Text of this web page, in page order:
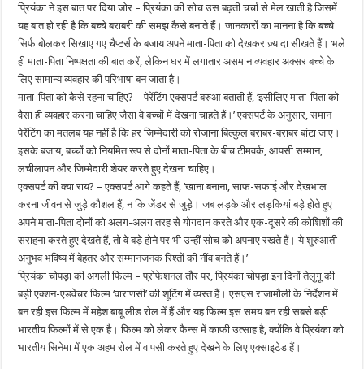
प्रियंका ने इस बात पर दिया जोर – प्रियंका की सोच उस बढ़ती चर्चा से मेल खाती है जिसमें
यह बात हो रही है कि बच्चे बराबरी की समझ कैसे बनाते हैं। जानकारों का मानना है कि बच्चे
सिर्फ बोलकर सिखाए गए चैप्टर्स के बजाय अपने माता-पिता को देखकर ज़्यादा सीखते हैं। भले
ही माता-पिता निष्पक्षता की बात करें, लेकिन घर में लगातार असमान व्यवहार अक्सर बच्चे के
लिए सामान्य व्यवहार की परिभाषा बन जाता है।
माता-पिता को कैसे रहना चाहिए? – पेरेंटिंग एक्सपर्ट बरुआ बताती हैं, ‘इसीलिए माता-पिता को
वैसा ही व्यवहार करना चाहिए जैसा वे बच्चों में देखना चाहते हैं।’ एक्सपर्ट के अनुसार, समान
पेरेंटिंग का मतलब यह नहीं है कि हर जिम्मेदारी को रोजाना बिल्कुल बराबर-बराबर बांटा जाए।
इसके बजाय, बच्चों को नियमित रूप से दोनों माता-पिता के बीच टीमवर्क, आपसी सम्मान,
लचीलापन और जिम्मेदारी शेयर करते हुए देखना चाहिए।
एक्सपर्ट की क्या राय? – एक्सपर्ट आगे कहते हैं, ‘खाना बनाना, साफ-सफाई और देखभाल
करना जीवन से जुड़े कौशल हैं, न कि जेंडर से जुड़े। जब लड़के और लड़कियां बड़े होते हुए
अपने माता-पिता दोनों को अलग-अलग तरह से योगदान करते और एक-दूसरे की कोशिशों की
सराहना करते हुए देखते हैं, तो वे बड़े होने पर भी उन्हीं सोच को अपनाए रखते हैं। ये शुरुआती
अनुभव भविष्य में बेहतर और सम्मानजनक रिश्तों की नींव बनते हैं।’
प्रियंका चोपड़ा की अगली फिल्म – प्रोफेशनल तौर पर, प्रियंका चोपड़ा इन दिनों तेलुगू की
बड़ी एक्शन-एडवेंचर फिल्म ‘वाराणसी’ की शूटिंग में व्यस्त हैं। एसएस राजामौली के निर्देशन में
बन रही इस फिल्म में महेश बाबू लीड रोल में हैं और यह फिल्म इस समय बन रही सबसे बड़ी
भारतीय फिल्मों में से एक है। फिल्म को लेकर फैन्स में काफी उत्साह है, क्योंकि वे प्रियंका को
भारतीय सिनेमा में एक अहम रोल में वापसी करते हुए देखने के लिए एक्साइटेड हैं।